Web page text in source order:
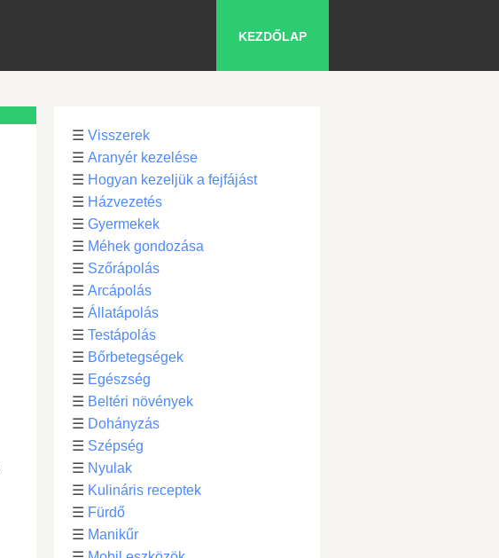
KEZDŐLAP
☰ Visszerek
☰ Aranyér kezelése
☰ Hogyan kezeljük a fejfájást
☰ Házvezetés
☰ Gyermekek
☰ Méhek gondozása
☰ Szőrápolás
☰ Arcápolás
☰ Állatápolás
☰ Testápolás
☰ Bőrbetegségek
☰ Egészség
☰ Beltéri növények
☰ Dohányzás
☰ Szépség
☰ Nyulak
☰ Kulináris receptek
☰ Fürdő
☰ Manikűr